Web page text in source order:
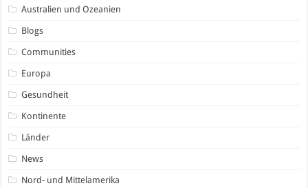
Australien und Ozeanien
Blogs
Communities
Europa
Gesundheit
Kontinente
Länder
News
Nord- und Mittelamerika